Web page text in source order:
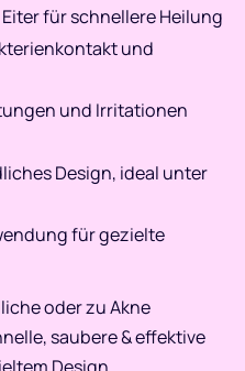
für schnellere Heilung
und
und Irritationen
Design, ideal unter
für gezielte
oder zu Akne
saubere & effektive